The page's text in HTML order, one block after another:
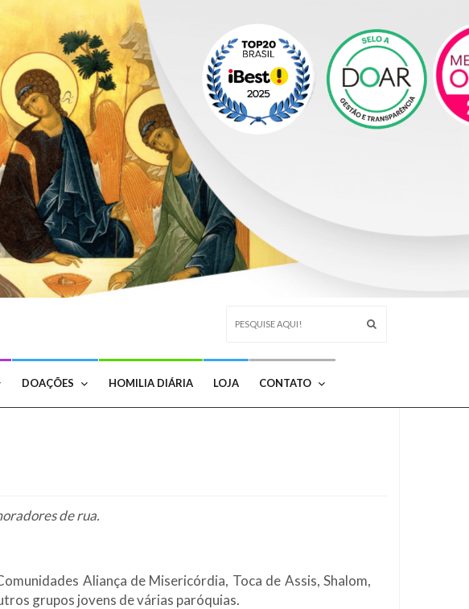
DOAÇÕES HOMILIA DIÁRIA LOJA CONTATO
de rua.
Aliança de Misericórdia, Toca de Assis, Shalom,
grupos jovens de várias paróquias.